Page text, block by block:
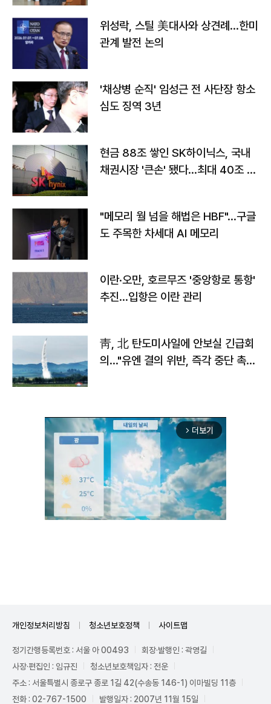
위성락, 스틸 美대사와 상견례…한미
관계 발전 논의
'채상병 순직' 임성근 전 사단장 항소
심도 징역 3년
현금 88조 쌓인 SK하이닉스, 국내
채권시장 '큰손' 됐다…최대 40조 투
"메모리 월 넘을 해법은 HBF"…구글
도 주목한 차세대 AI 메모리
이란·오만, 호르무즈 '중앙항로 통항'
추진…입항은 이란 관리
靑, 北 탄도미사일에 안보실 긴급회
의…"유엔 결의 위반, 즉각 중단 촉
arrow_forward_ios 더보기
개인정보처리방침 청소년보호정책 사이트맵
정기간행등록번호 : 서울 아 00493
회장·발행인 : 곽영길
사장·편집인 : 임규진
청소년보호책임자 : 전운
주소 : 서울특별시 종로구 종로 1길 42(수송동 146-1) 이마빌딩 11층
전화 : 02-767-1500
발행일자 : 2007년 11월 15일